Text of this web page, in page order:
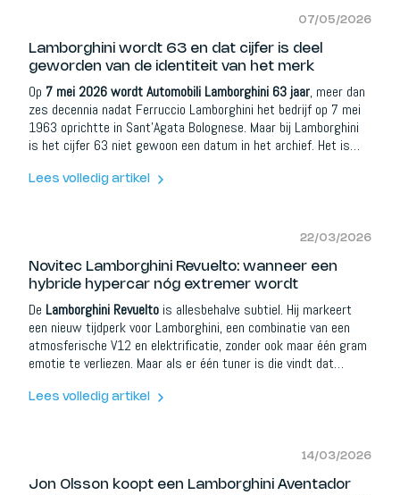
07/05/2026
Lamborghini wordt 63 en dat cijfer is deel
geworden van de identiteit van het merk
Op 7 mei 2026 wordt Automobili Lamborghini 63 jaar, meer dan
zes decennia nadat Ferruccio Lamborghini het bedrijf op 7 mei
1963 oprichtte in Sant’Agata Bolognese. Maar bij Lamborghini
is het cijfer 63 niet gewoon een datum in het archief. Het is
collectorcultuur en van de manier waarop Lamborghini verleden,
Lees volledig artikel
22/03/2026
Novitec Lamborghini Revuelto: wanneer een
hybride hypercar nóg extremer wordt
De Lamborghini Revuelto is allesbehalve subtiel. Hij markeert
een nieuw tijdperk voor Lamborghini, een combinatie van een
atmosferische V12 en elektrificatie, zonder ook maar één gram
emotie te verliezen. Maar als er één tuner is die vindt dat
Lees volledig artikel
14/03/2026
Jon Olsson koopt een Lamborghini Aventador